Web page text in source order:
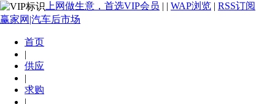
上网做生意，首选VIP会员 | | WAP浏览 | RSS订阅
赢家网|汽车后市场
首页
|
供应
|
求购
|